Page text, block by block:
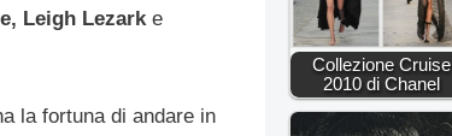
Leigh Lezarke
la fortuna di andare in
Collezione Cruise
2010 di Chanel